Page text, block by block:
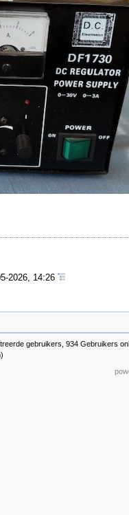
2026, 14:26
gebruikers, 934 Gebruikers